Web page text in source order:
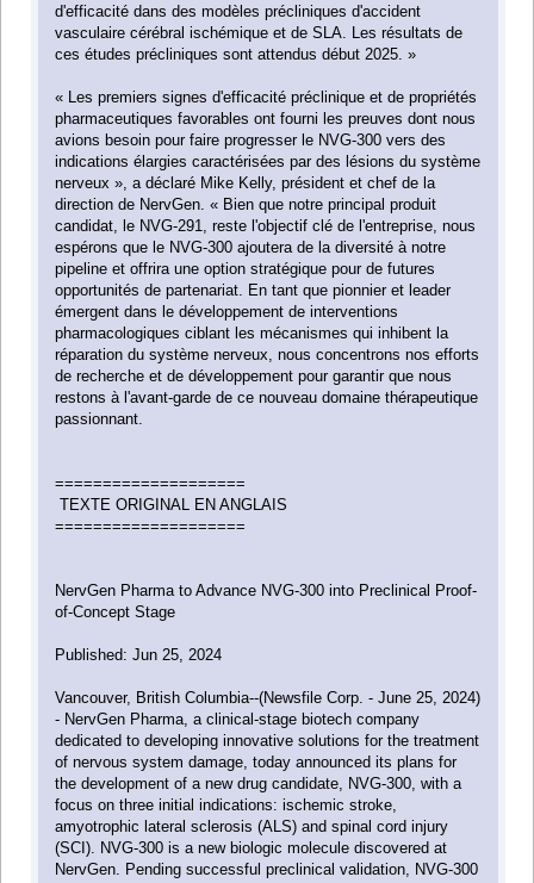
d'efficacité dans des modèles précliniques d'accident
vasculaire cérébral ischémique et de SLA. Les résultats de
ces études précliniques sont attendus début 2025. »
« Les premiers signes d'efficacité préclinique et de propriétés
pharmaceutiques favorables ont fourni les preuves dont nous
avions besoin pour faire progresser le NVG-300 vers des
indications élargies caractérisées par des lésions du système
nerveux », a déclaré Mike Kelly, président et chef de la
direction de NervGen. « Bien que notre principal produit
candidat, le NVG-291, reste l'objectif clé de l'entreprise, nous
espérons que le NVG-300 ajoutera de la diversité à notre
pipeline et offrira une option stratégique pour de futures
opportunités de partenariat. En tant que pionnier et leader
émergent dans le développement de interventions
pharmacologiques ciblant les mécanismes qui inhibent la
réparation du système nerveux, nous concentrons nos efforts
de recherche et de développement pour garantir que nous
restons à l'avant-garde de ce nouveau domaine thérapeutique
passionnant.
====================
TEXTE ORIGINAL EN ANGLAIS
====================
NervGen Pharma to Advance NVG-300 into Preclinical Proof-
of-Concept Stage
Published: Jun 25, 2024
Vancouver, British Columbia--(Newsfile Corp. - June 25, 2024)
- NervGen Pharma, a clinical-stage biotech company
dedicated to developing innovative solutions for the treatment
of nervous system damage, today announced its plans for
the development of a new drug candidate, NVG-300, with a
focus on three initial indications: ischemic stroke,
amyotrophic lateral sclerosis (ALS) and spinal cord injury
(SCI). NVG-300 is a new biologic molecule discovered at
NervGen. Pending successful preclinical validation, NVG-300